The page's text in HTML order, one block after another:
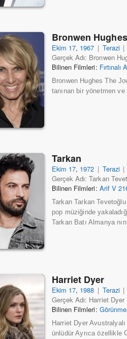
Bronwen Hughes
Ekim 17, 1967 | Terazi |
Gerçek Adı: Bronwen
Bilinen Filmleri: Fırtınalı
Bronwen Hughes The
tanınan bir yönetmen ve
Tarkan
Ekim 17, 1972 | Terazi |
Gerçek Adı: Tarkan
Bilinen Filmleri: Arif V
Tarkan Tarkan
pop müziğinde
Tarkan Batı Almanya
Harriet Dyer
Ekim 17, 1988 | Terazi |
Gerçek Adı: Harriet Dyer
Bilinen Filmleri:
Harriet Dyer
ünlüdür Ayrıca özellikle